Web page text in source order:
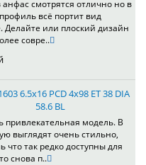
анфас смотрятся отлично но в
профиль всё портит вид
Делайте или плоский дизайн
совре..
6.5x16 PCD 4x98 ET 38 DIA
58.6 BL
привлекательная модель. В
выглядят очень стильно,
так редко доступны для
снова п..